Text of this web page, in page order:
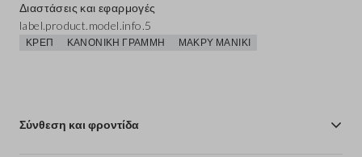
Διαστάσεις και εφαρμογές
label.product.model.info.5
ΚΡΕΠ ΚΑΝΟΝΙΚΉ ΓΡΑΜΜΉ ΜΑΚΡΎ ΜΑΝΊΚΙ
Σύνθεση και φροντίδα